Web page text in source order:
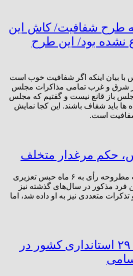
طرح شفافیت/ کاش این
نشده بود/ این طرح
با بیان اینکه اگر شفافیت خوب است
از شرق و غرب تمامی مذاکرات مجلس
مجلس باز قانع نیست و گفتیم که مجلس
باید شفاف باشند. این کجا نمایش
است.
دادگاه با توجه به موضوعات مطروحه رأی به ۶ ماه حبس تعزیری
فرد مذکور در سال‌های گذشته نیز
متعددی نیز به او داده شد، اما
گزینه‌های احتمالی ۲۹ استانداری کشور در